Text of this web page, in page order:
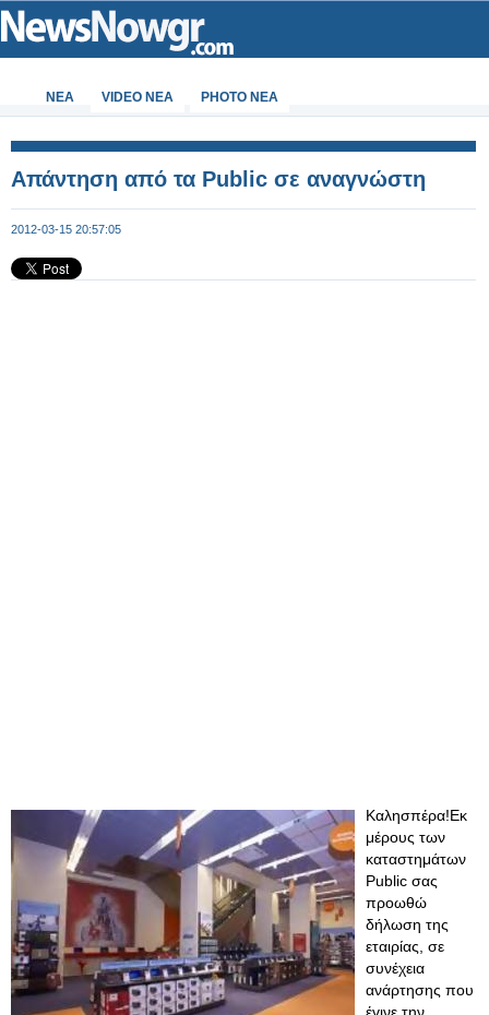
ΝΕΑ VIDEO NEA PHOTO NEA
Απάντηση από τα Public σε αναγνώστη
2012-03-15 20:57:05
Καλησπέρα!Εκ
μέρους των
καταστημάτων
Public σας
προωθώ
δήλωση της
εταιρίας, σε
συνέχεια
ανάρτησης που